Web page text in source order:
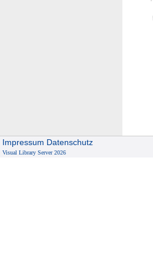
Impressum Datenschutz
Visual Library Server 2026